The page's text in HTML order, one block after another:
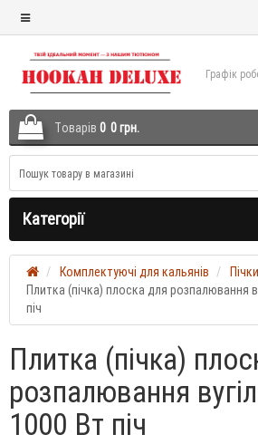
Графік
Tоварів 0 0 грн.
Категорії
Комплектуючі для кальянів
Плитка (пічка) плоска для розпалювання
піч
Плитка (пічка)
розпалювання
1000 Вт піч